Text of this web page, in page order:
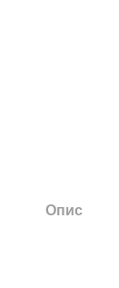
Опис